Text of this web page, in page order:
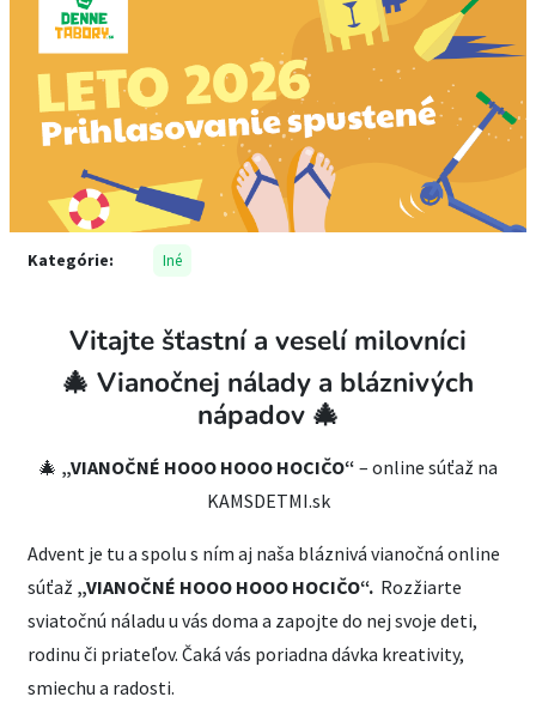
Kategórie: Iné
Vitajte šťastní a veselí milovníci
🎄 Vianočnej nálady a bláznivých
nápadov 🎄
🎄 „VIANOČNÉ HOOO HOOO HOCIČO“ – online súťaž na
KAMSDETMI.sk
Advent je tu a spolu s ním aj naša bláznivá vianočná online
súťaž „VIANOČNÉ HOOO HOOO HOCIČO“. Rozžiarte
sviatočnú náladu u vás doma a zapojte do nej svoje deti,
rodinu či priateľov. Čaká vás poriadna dávka kreativity,
smiechu a radosti.